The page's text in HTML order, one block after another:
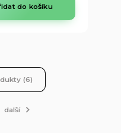
do košíku
(6)
další